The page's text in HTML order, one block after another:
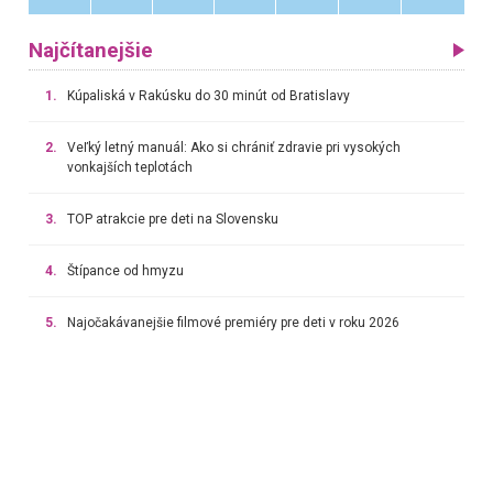
Najčítanejšie
1. Kúpaliská v Rakúsku do 30 minút od Bratislavy
2.
Veľký letný manuál: Ako si chrániť zdravie pri vysokých
vonkajších teplotách
3. TOP atrakcie pre deti na Slovensku
4. Štípance od hmyzu
5. Najočakávanejšie filmové premiéry pre deti v roku 2026